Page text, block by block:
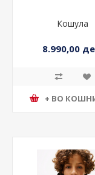
Кошула
8.990,00
+ ВО